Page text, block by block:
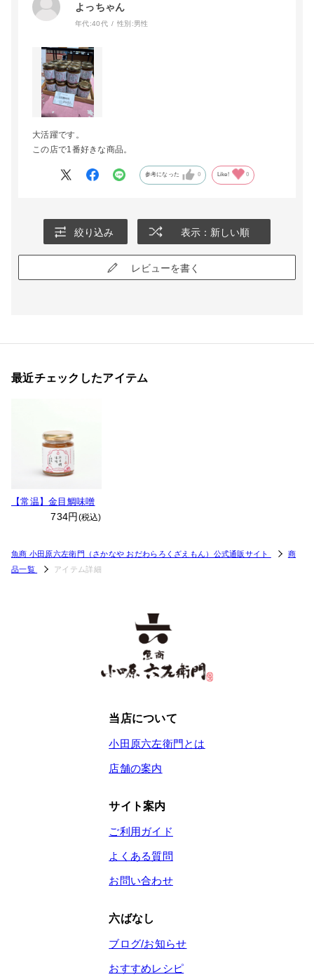
魚商 小田原六左衛門（さかなや おだわらろくざえもん）公式通販サイト
商
品一覧
アイテム詳細
よっちゃん
年代:40代 性別:男性
大活躍です。
この店で1番好きな商品。
参考になった 0 Like! 0
絞り込み 表示：新しい順
レビューを書く
最近チェックしたアイテム
【常温】金目鯛味噌
734円 (税込)
当店について
小田原六左衛門とは
店舗の案内
サイト案内
ご利用ガイド
よくある質問
お問い合わせ
六ばなし
ブログ/お知らせ
おすすめレシピ